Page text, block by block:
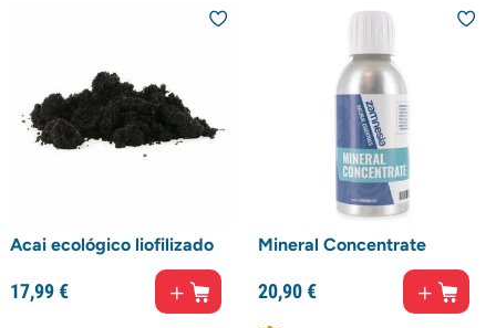
Acai ecológico liofilizado
17,99€
Mineral Concentrate
20,90€